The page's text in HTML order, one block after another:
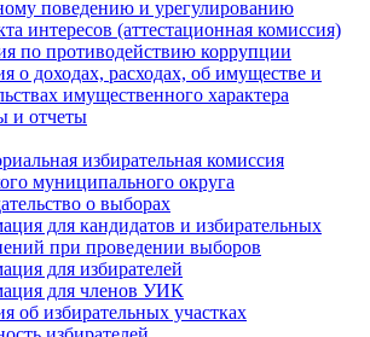
поведению и урегулированию
интересов (аттестационная комиссия)
по противодействию коррупции
о доходах, расходах, об имуществе и
имущественного характера
и отчеты
избирательная комиссия
муниципального округа
о выборах
для кандидатов и избирательных
при проведении выборов
для избирателей
для членов УИК
об избирательных участках